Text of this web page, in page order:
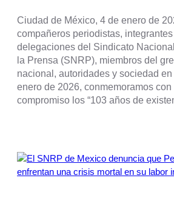
Ciudad de México, 4 de enero de
compañeros periodistas,
delegaciones del Sindicato
la Prensa (SNRP), miembros del
nacional, autoridades y sociedad
enero de 2026, conmemoramos
compromiso los “103 años de